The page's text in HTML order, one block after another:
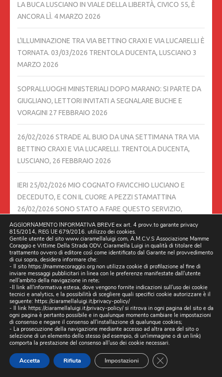
LA BUCA LUSCIANO IN VIALE DELLA LIBERTÀ, CIVICO 55, È
ANCORA LÌ. 4 MARZO 2026
L’ILLUMINAZIONE TRA VIA BETTINO CRAXI E VIA LUCARELLI È
TORNATA. 03/03/2026 TRENTOLA DUCENTA, LUSCIANO 3
MARZO 2026
SOPRALLUOGHI MINISTERIALI DOPO MARANO: SI PARTE DA
GIUGLIANO, LETTORI INVITATI A SEGNALARE BUCHE E
VORAGINI 27 FEBBRAIO 2026
26/02/2026 STRADE AL BUIO DA UNA SETTIMANA TRA VIA
BETTINO CRAXI E VIA LUCARELLI. TRENTOLA DUCENTA,
LUSCIANO, 26 FEBBRAIO 2026
IERI 25/02/2026 MIO COGNATO FAVICCHIO LUCIANO E
DECEDUTO, E CON IL CUORE A PEZZI STAMATTINA
26/02/2026 SONO STATO A FARE QUESTO SERVIZIO,
SPERANDO DI SALVARE DELLE VITE UMANE,
26 FEBBRAIO
2026
DIRETTA 24/02/2026 ORE 21:30 SU FACEBOOK E ALTRI
CANALI, CON DILLO A L’AVVOCATO DAVIDE TIROZZI, 24
FEBBRAIO 2026
TESTIMONE LA PRESIDENTE ELENA RONZULLO A.M.C.V.S.
ASSOCIAZIONE MAMME CORAGGIO E VITTIME DELLA
STRADA – ODV 24 FEBBRAIO 2026
INCONTRO SCUOLA 24/02/2026 ISIS RITA LEVI MONTALCINI
DI QUARTO
24 FEBBRAIO 2026
AGGIORNAMENTO INFORMATIVA BREVE ex art. 4 provv.to garante privacy
815/2014, REG UE 679/2016. utilizzo dei cookies.
Gentile utente del sito www.ciaramellaluigi.com, A.M.C.V.S Associazione Mamme
Coraggio e Vittime Della Strada ODV, Ciaramella Luigi in qualità di titolare del
trattamento ovvero di editore così come identificato dal Garante nel provvedimento
di cui sopra, desidera informare che:
- Il sito https://mammecoraggio.org non utilizza cookie di profilazione al fine di
inviare messaggi pubblicitari in linea con le preferenze manifestate dall'utente
nell'ambito della navigazione in rete;
-Il link all'informativa estesa, dove vengono fornite indicazioni sull'uso dei cookie
tecnici e analytics, e la possibilità di scegliere quali specifici cookie autorizzare è il
seguente: https://ciaramellaluigi.it/privacy-policy/
- Il link https://ciaramellaluigi.it/privacy-policy/si ritrova in ogni pagina del sito e da
ogni pagina è pertanto possibile e in qualunque momento cambiare le impostazioni
di consenso e negare il consenso all'installazione di qualunque cookies;
- La prosecuzione della navigazione mediante accesso ad altra area del sito o
selezione di un elemento dello stesso (ad esempio, di un'immagine o di un link)
comporta la prestazione del consenso all'uso dei cookie necessari.
Accetta Rifiuta Impostazioni CLOSE GDPR